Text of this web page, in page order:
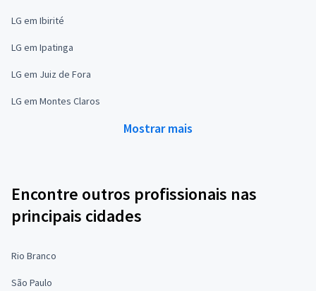
LG em Ibirité
LG em Ipatinga
LG em Juiz de Fora
LG em Montes Claros
Mostrar mais
Encontre outros profissionais nas
principais cidades
Rio Branco
São Paulo